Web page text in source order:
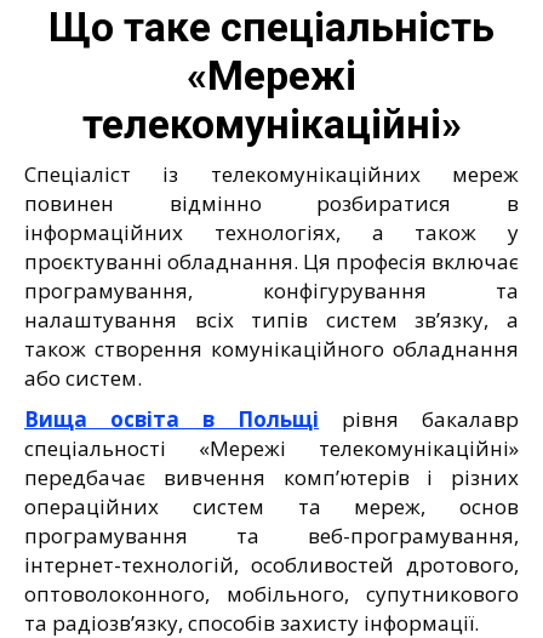
Що таке спеціальність
«Мережі
телекомунікаційні»
Спеціаліст із телекомунікаційних мереж
повинен відмінно розбиратися в
інформаційних технологіях, а також у
проєктуванні обладнання. Ця професія включає
програмування, конфігурування та
налаштування всіх типів систем зв’язку, а
також створення комунікаційного обладнання
або систем.
Вища освіта в Польщі рівня бакалавр
спеціальності «Мережі телекомунікаційні»
передбачає вивчення комп’ютерів і різних
операційних систем та мереж, основ
програмування та веб-програмування,
інтернет-технологій, особливостей дротового,
оптоволоконного, мобільного, супутникового
та радіозв’язку, способів захисту інформації.